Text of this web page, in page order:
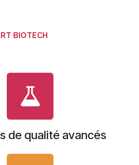
BIOTECH
de qualité avancés